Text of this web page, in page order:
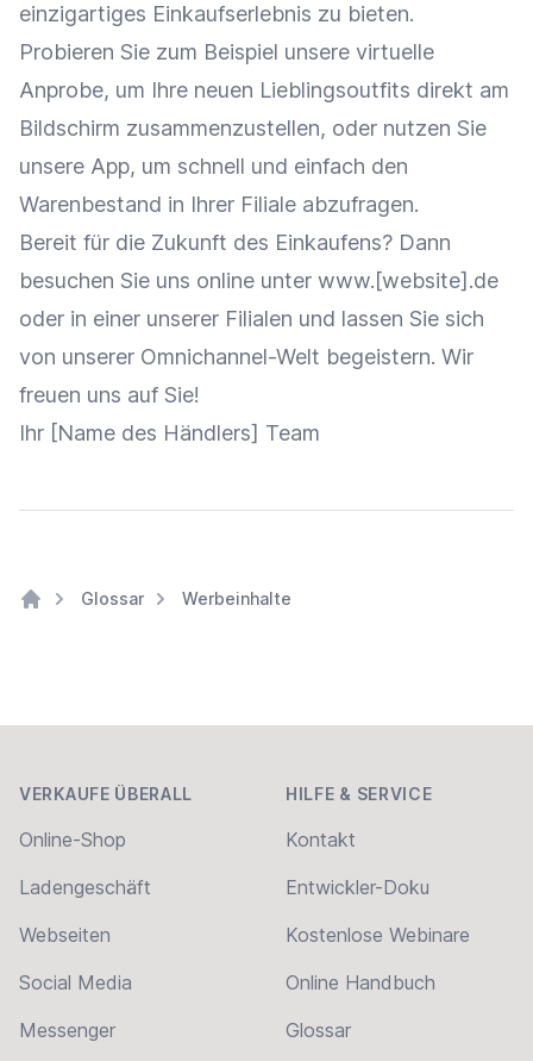
einzigartiges Einkaufserlebnis zu bieten.
Probieren Sie zum Beispiel unsere virtuelle
Anprobe, um Ihre neuen Lieblingsoutfits direkt am
Bildschirm zusammenzustellen, oder nutzen Sie
unsere App, um schnell und einfach den
Warenbestand in Ihrer Filiale abzufragen.
Bereit für die Zukunft des Einkaufens? Dann
besuchen Sie uns online unter www.[website].de
oder in einer unserer Filialen und lassen Sie sich
von unserer Omnichannel-Welt begeistern. Wir
freuen uns auf Sie!
Ihr [Name des Händlers] Team
Glossar Werbeinhalte
VERKAUFE ÜBERALL
Online-Shop
Ladengeschäft
Webseiten
Social Media
Messenger
HILFE & SERVICE
Kontakt
Entwickler-Doku
Kostenlose Webinare
Online Handbuch
Glossar